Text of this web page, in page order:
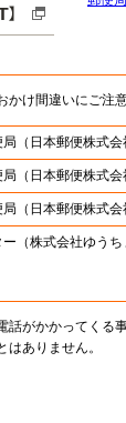
け間違いにご注意
局 （日本郵便株式会
局 （日本郵便株式会
局 （日本郵便株式会
ー （株式会社ゆうち
がかかってくる
ありません。